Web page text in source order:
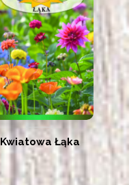
Kwiatowa Łąka